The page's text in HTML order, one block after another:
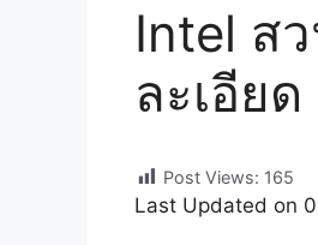
Intel ส
ละเอียด
Post Views: 165
Last Updated on